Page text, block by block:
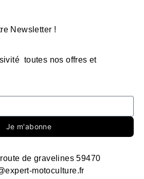
Newsletter !
toutes nos offres et
Je m'abonne
de gravelines 59470
motoculture.fr